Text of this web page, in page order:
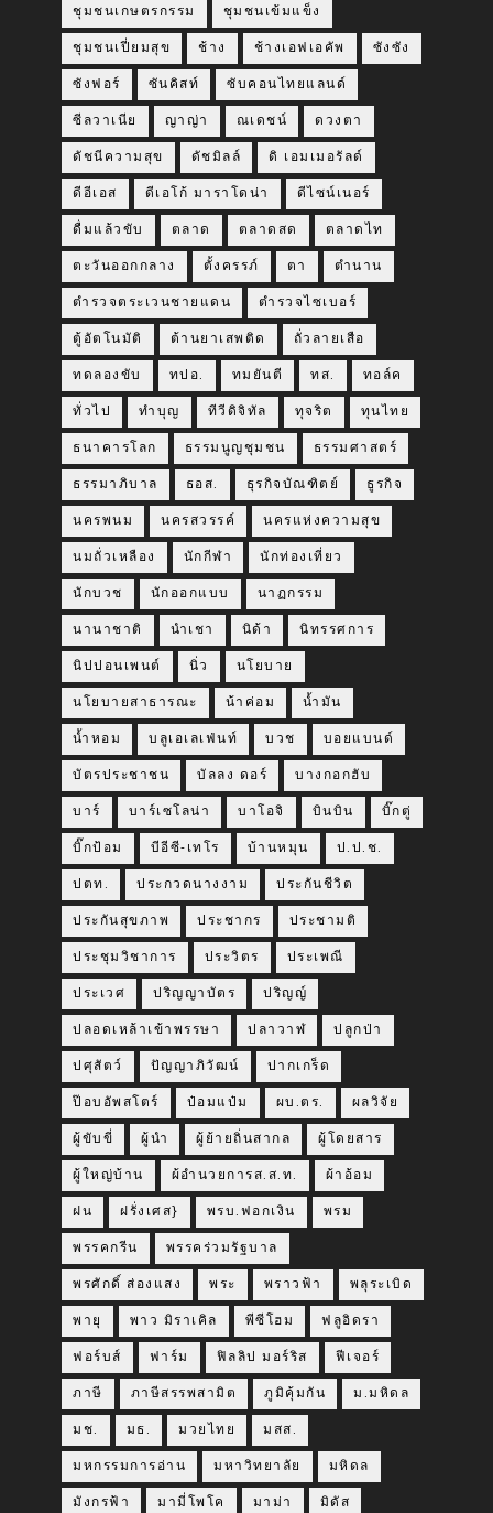
ชุมชนเกษตรกรรม ชุมชนเข้มแข็ง
ชุมชนเปี่ยมสุข ช้าง ช้างเอฟเอคัพ ซังซัง
ซังฟอร์ ซันคิสท์ ซับคอนไทยแลนด์
ซีลวาเนีย ญาญ่า ณเดชน์ ดวงตา
ดัชนีความสุข ดัชมิลล์ ดิ เอมเมอรัลด์
ดีอีเอส ดีเอโก้ มาราโดน่า ดีไซน์เนอร์
ดื่มแล้วขับ ตลาด ตลาดสด ตลาดไท
ตะวันออกกลาง ตั้งครรภ์ ตา ตำนาน
ตำรวจตระเวนชายแดน ตำรวจไซเบอร์
ตู้อัตโนมัติ ต้านยาเสพติด ถั่วลายเสือ
ทดลองขับ ทปอ. ทมยันตี ทส. ทอล์ค
ทั่วไป ทำบุญ ทีวีดิจิทัล ทุจริต ทุนไทย
ธนาคารโลก ธรรมนูญชุมชน ธรรมศาสตร์
ธรรมาภิบาล ธอส. ธุรกิจบัณฑิตย์ ธูรกิจ
นครพนม นครสวรรค์ นครแห่งความสุข
นมถั่วเหลือง นักกีฬา นักท่องเที่ยว
นักบวช นักออกแบบ นาฏกรรม
นานาชาติ นำเชา นิด้า นิทรรศการ
นิปปอนเพนต์ นิ่ว นโยบาย
นโยบายสาธารณะ น้าค่อม น้ำมัน
น้ำหอม บลูเอเลเฟ่นท์ บวช บอยแบนด์
บัตรประชาชน บัลลง ดอร์ บางกอกฮับ
บาร์ บาร์เซโลน่า บาโอจิ บินบิน บิ๊กตู่
บิ๊กป้อม บีอีซี-เทโร บ้านหมุน ป.ป.ช.
ปตท. ประกวดนางงาม ประกันชีวิต
ประกันสุขภาพ ประชากร ประชามติ
ประชุมวิชาการ ประวิตร ประเพณี
ประเวศ ปริญญาบัตร ปริญญ์
ปลอดเหล้าเข้าพรรษา ปลาวาฬ ปลูกป่า
ปศุสัตว์ ปัญญาภิวัฒน์ ปากเกร็ด
ป๊อบอัพสโตร์ ป๋อมแป๋ม ผบ.ตร. ผลวิจัย
ผู้ขับขี่ ผู้นำ ผู้ย้ายถิ่นสากล ผู้โดยสาร
ผู้ใหญ่บ้าน ผ้อำนวยการส.ส.ท. ผ้าอ้อม
ฝน ฝรั่งเศส} พรบ.ฟอกเงิน พรม
พรรคกรีน พรรคร่วมรัฐบาล
พรศักดิ์ ส่องแสง พระ พราวฟ้า พลุระเบิด
พายุ พาว มิราเคิล พีซีโฮม ฟลูอิดรา
ฟอร์บส์ ฟาร์ม ฟิลลิป มอร์ริส ฟีเจอร์
ภาษี ภาษีสรรพสามิต ภูมิคุ้มกัน ม.มหิดล
มช. มธ. มวยไทย มสส.
มหกรรมการอ่าน มหาวิทยาลัย มหิดล
มังกรฟ้า มามี่โพโค มาม่า มิดัส